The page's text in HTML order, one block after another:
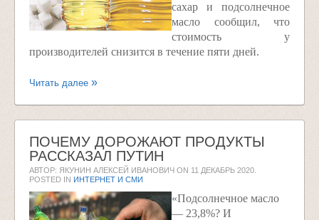
сахар и подсолнечное
масло сообщил, что
стоимость у
производителей снизится в течение пяти дней.
Читать далее
ПОЧЕМУ ДОРОЖАЮТ ПРОДУКТЫ
РАССКАЗАЛ ПУТИН
АВТОР: ЯКУНИН АЛЕКСЕЙ ИВАНОВИЧ ON 11 ДЕКАБРЬ 2020
POSTED IN ИНТЕРНЕТ И СМИ
«Подсолнечное масло
— 23,8%? И